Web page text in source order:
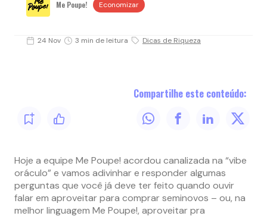
Me Poupe! Economizar
24 Nov 3 min de leitura Dicas de Riqueza
Compartilhe este conteúdo:
Hoje a equipe Me Poupe! acordou canalizada na “vibe
oráculo”e vamos adivinhar e responder algumas
perguntas que você já deve ter feito quando ouvir
falar em aproveitar para comprar seminovos – ou, na
melhor linguagem Me Poupe!, aproveitar pra